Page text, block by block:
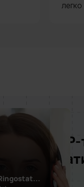
як